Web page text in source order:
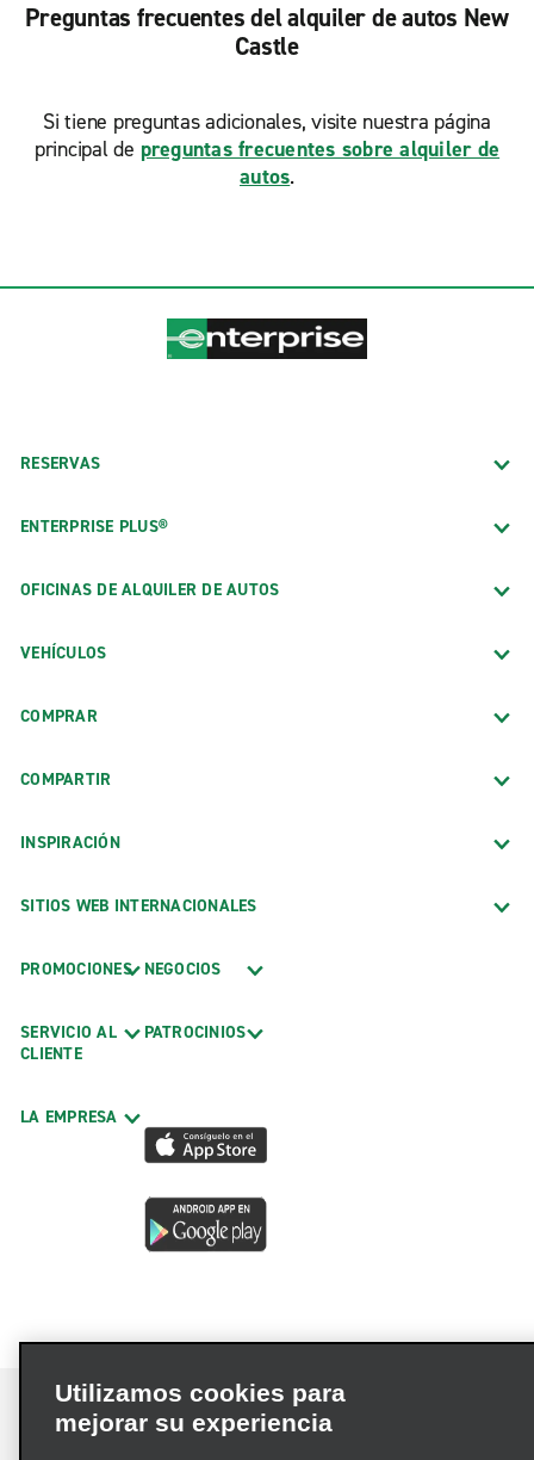
Preguntas frecuentes del alquiler de autos New
Castle
Si tiene preguntas adicionales, visite nuestra página
principal de preguntas frecuentes sobre alquiler de
autos.
RESERVAS
ENTERPRISE PLUS®
OFICINAS DE ALQUILER DE AUTOS
VEHÍCULOS
COMPRAR
COMPARTIR
INSPIRACIÓN
SITIOS WEB INTERNACIONALES
PROMOCIONES
SERVICIO AL
CLIENTE
LA EMPRESA
NEGOCIOS
PATROCINIOS
Utilizamos cookies para
mejorar su experiencia